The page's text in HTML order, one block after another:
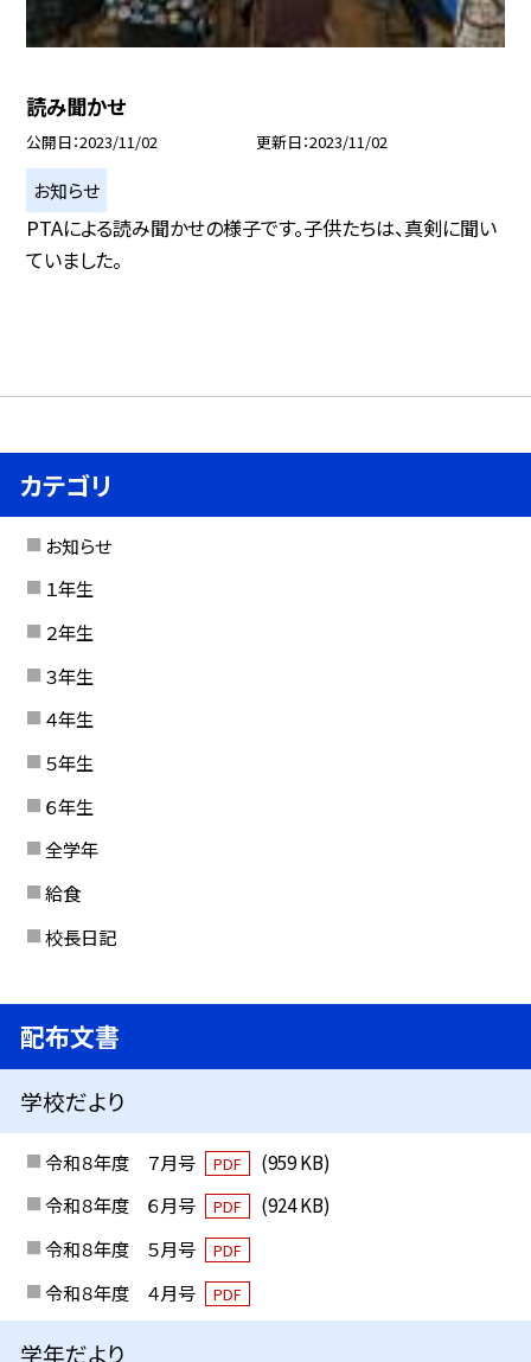
読み聞かせ
公開日 2023/11/02 更新日 2023/11/02
お知らせ
PTAによる読み聞かせの様子です。子供たちは、真剣に聞い
ていました。
カテゴリ
お知らせ
１年生
２年生
３年生
４年生
５年生
６年生
全学年
給食
校長日記
配布文書
学校だより
令和８年度 ７月号 PDF
(959 KB)
令和８年度 ６月号
PDF
(924 KB)
令和８年度 ５月号
PDF
令和８年度 ４月号 PDF
学年だより